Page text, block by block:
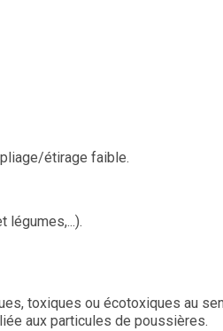
étirage faible.
légumes,...).
toxiques ou écotoxiques au
aux particules de poussières.